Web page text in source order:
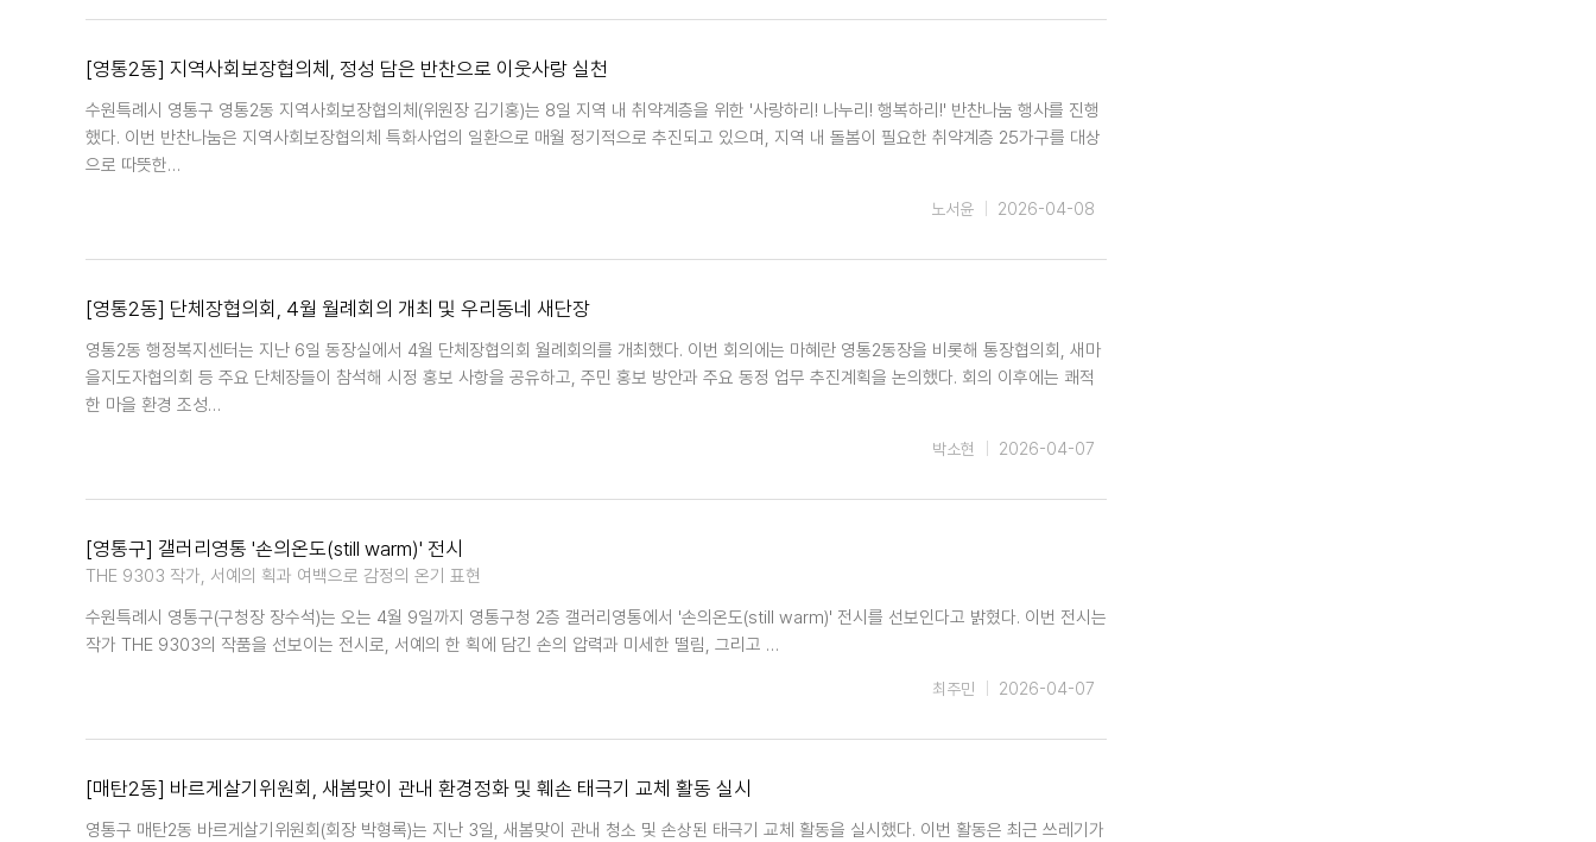
[영통2동] 지역사회보장협의체, 정성 담은 반찬으로 이웃사랑 실천
수원특례시 영통구 영통2동 지역사회보장협의체(위원장 김기홍)는 8일 지역 내 취약계층을 위한 '사랑하리! 나누리! 행복하리!' 반찬나눔 행사를 진행
했다. 이번 반찬나눔은 지역사회보장협의체 특화사업의 일환으로 매월 정기적으로 추진되고 있으며, 지역 내 돌봄이 필요한 취약계층 25가구를 대상
으로 따뜻한…
2026-04-08
노서윤
[영통2동] 단체장협의회, 4월 월례회의 개최 및 우리동네 새단장
영통2동 행정복지센터는 지난 6일 동장실에서 4월 단체장협의회 월례회의를 개최했다. 이번 회의에는 마혜란 영통2동장을 비롯해 통장협의회, 새마
을지도자협의회 등 주요 단체장들이 참석해 시정 홍보 사항을 공유하고, 주민 홍보 방안과 주요 동정 업무 추진계획을 논의했다. 회의 이후에는 쾌적
한 마을 환경 조성…
2026-04-07
박소현
[영통구] 갤러리영통 '손의온도(still warm)' 전시
THE 9303 작가, 서예의 획과 여백으로 감정의 온기 표현
수원특례시 영통구(구청장 장수석)는 오는 4월 9일까지 영통구청 2층 갤러리영통에서 '손의온도(still warm)' 전시를 선보인다고 밝혔다. 이번 전시는
작가 THE 9303의 작품을 선보이는 전시로, 서예의 한 획에 담긴 손의 압력과 미세한 떨림, 그리고 …
2026-04-07
최주민
[매탄2동] 바르게살기위원회, 새봄맞이 관내 환경정화 및 훼손 태극기 교체 활동 실시
영통구 매탄2동 바르게살기위원회(회장 박형록)는 지난 3일, 새봄맞이 관내 청소 및 손상된 태극기 교체 활동을 실시했다. 이번 활동은 최근 쓰레기가